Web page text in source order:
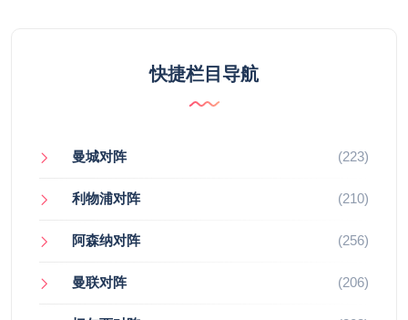
快捷栏目导航
曼城对阵 (223)
利物浦对阵 (210)
阿森纳对阵 (256)
曼联对阵 (206)